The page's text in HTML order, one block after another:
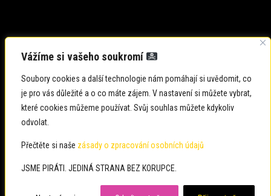
Vážíme si vašeho soukromí
Soubory cookies a další technologie nám pomáhají si uvědomit, co
je pro vás důležité a o co máte zájem. V nastavení si můžete vybrat,
které cookies můžeme používat. Svůj souhlas můžete kdykoliv
odvolat.
Přečtěte si naše zásady o zpracování osobních údajů
JSME PIRÁTI. JEDINÁ STRANA BEZ KORUPCE.
Zadavatel: Česká pirátská strana
Občané: usteckykraj@pirati.cz